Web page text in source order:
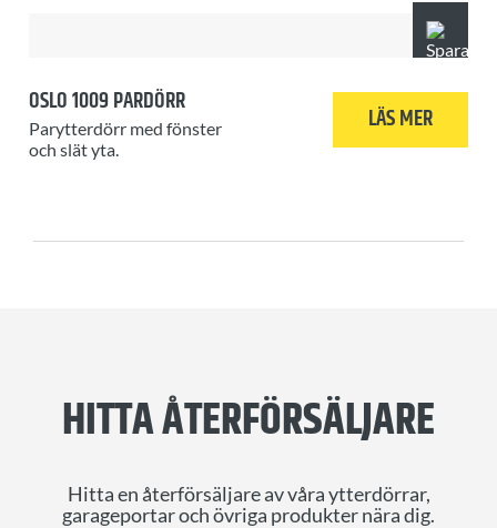
OSLO 1009 PARDÖRR
Parytterdörr med fönster
och slät yta.
LÄS MER
HITTA ÅTERFÖRSÄLJARE
Hitta en återförsäljare av våra ytterdörrar,
garageportar och övriga produkter nära dig.